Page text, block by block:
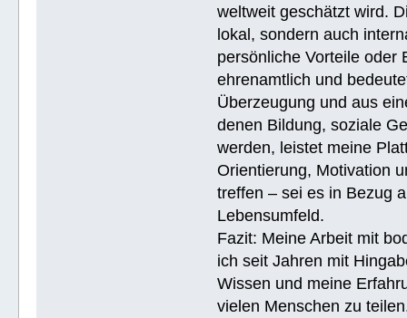
weltweit geschätzt wird.
lokal, sondern auch
persönliche Vorteile oder
ehrenamtlich und
Überzeugung und aus
denen Bildung, soziale
werden, leistet meine
Orientierung, Motivation
treffen – sei es in Bezug
Lebensumfeld.
Fazit: Meine Arbeit mit
ich seit Jahren mit
Wissen und meine
vielen Menschen zu